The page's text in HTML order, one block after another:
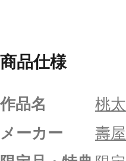
商品仕様
作品名
桃
メーカー
壽屋